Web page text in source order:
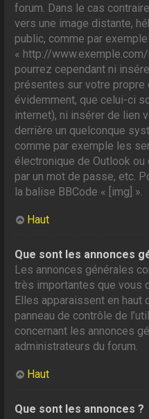
forum. Dans le cas
vers une image distante,
public, comme par exemple
« http://
pourrez cependant ni
présentes sur votre propre
évidemment, que celui-ci
internet), ni insérer de lien
derrière un quelconque
comme par exemple les
électronique de Outlook
par un mot de passe, etc.
la balise BBCode « [img] ».
Haut
Que sont les annonces
Les annonces générales
très importantes que vous
Elles apparaissent en haut
panneau de contrôle de
concernant les annonces
administrateurs du forum.
Haut
Que sont les annonces ?